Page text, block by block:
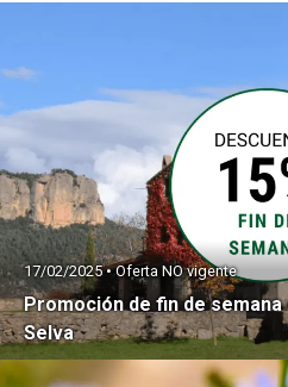
Promoción de fin de semana
Selva
17/02/2025 • Oferta NO vigente